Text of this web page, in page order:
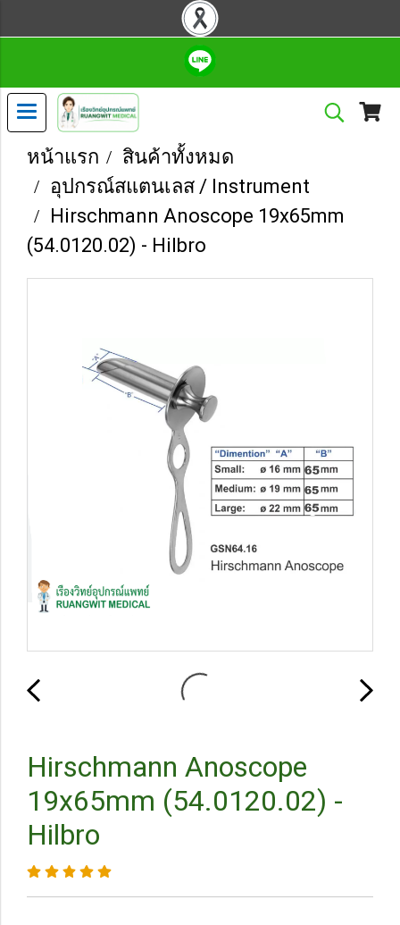
หน้าแรก
สินค้าทั้งหมด
อุปกรณ์สแตนเลส / Instrument
Hirschmann Anoscope 19x65mm
(54.0120.02) - Hilbro
Hirschmann Anoscope
19x65mm (54.0120.02) -
Hilbro